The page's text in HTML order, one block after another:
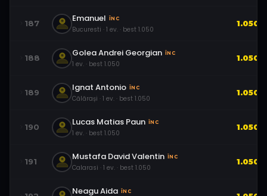
187 Emanuel ÎNC
Bucuresti · 1 ev. · best 1.050
1.050
188 Golea Andrei Georgian ÎNC
1 ev. · best 1.050
1.050
189 Ignat Antonio ÎNC
Călărași · 1 ev. · best 1.050
1.050
190 Lucas Matias Paun ÎNC
1 ev. · best 1.050
1.050
191 Mustafa David Valentin ÎNC
Calarasi · 1 ev. · best 1.050
1.050
Neagu Aida ÎNC